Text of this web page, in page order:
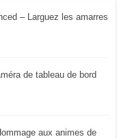
– Larguez les amarres
de tableau de bord
aux animes de